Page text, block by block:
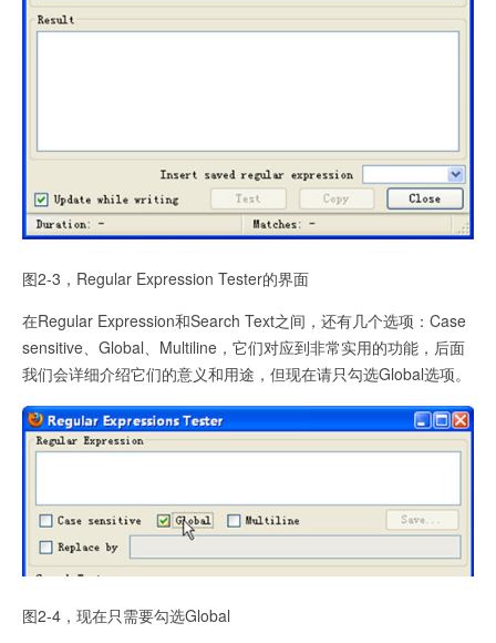
图2-3，Regular Expression Tester的界面
在Regular Expression和Search Text之间，还有几个选项：Case
sensitive、Global、Multiline，它们对应到非常实用的功能，后面
我们会详细介绍它们的意义和用途，但现在请只勾选Global选项。
图2-4，现在只需要勾选Global